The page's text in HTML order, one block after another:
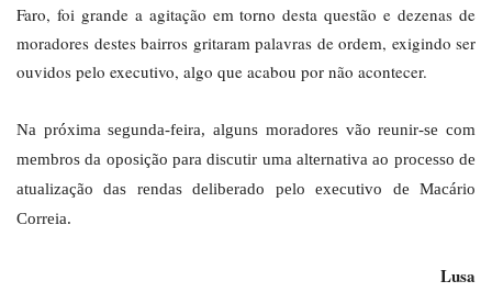
Faro, foi grande a agitação em torno desta questão e dezenas de
moradores destes bairros gritaram palavras de ordem, exigindo ser
ouvidos pelo executivo, algo que acabou por não acontecer.
Na próxima segunda-feira, alguns moradores vão reunir-se com
membros da oposição para discutir uma alternativa ao processo de
atualização das rendas deliberado pelo executivo de Macário
Correia.
Lusa